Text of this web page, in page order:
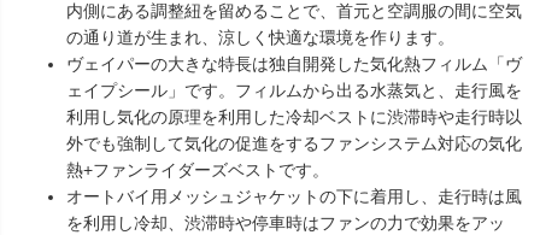
内側にある調整紐を留めることで、首元と空調服の間に空気
の通り道が生まれ、涼しく快適な環境を作ります。
ヴェイパーの大きな特長は独自開発した気化熱フィルム「ヴ
ェイプシール」です。フィルムから出る水蒸気と、走行風を
利用し気化の原理を利用した冷却ベストに渋滞時や走行時以
外でも強制して気化の促進をするファンシステム対応の気化
熱+ファンライダーズベストです。
オートバイ用メッシュジャケットの下に着用し、走行時は風
を利用し冷却、渋滞時や停車時はファンの力で効果をアッ